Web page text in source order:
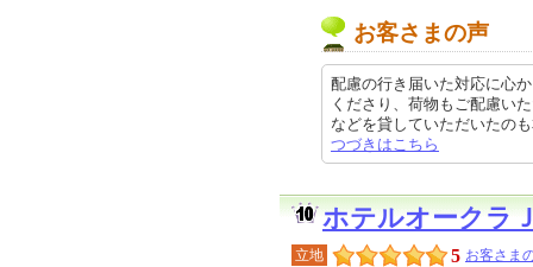
お客さまの声
配慮の行き届いた対応に心
くださり、荷物もご配慮い
などを貸していただいたの
つづきはこちら
ホテルオークラ
立地 5 お客さま